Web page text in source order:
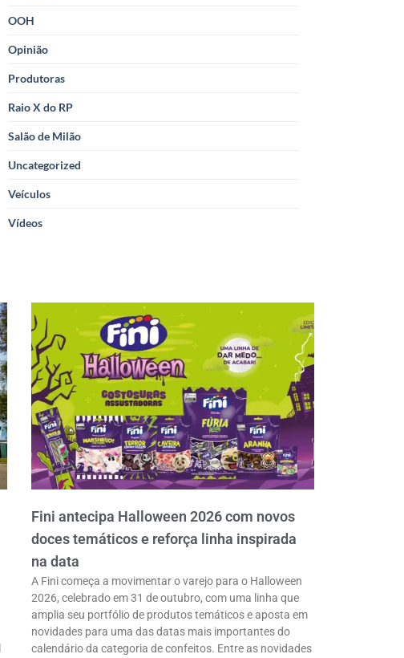
OOH
Opinião
Produtoras
Raio X do RP
Salão de Milão
Uncategorized
Veículos
Vídeos
Fini antecipa Halloween 2026 com novos
doces temáticos e reforça linha inspirada
na data
A Fini começa a movimentar o varejo para o Halloween
2026, celebrado em 31 de outubro, com uma linha que
amplia seu portfólio de produtos temáticos e aposta em
novidades para uma das datas mais importantes do
calendário da categoria de confeitos. Entre as novidades